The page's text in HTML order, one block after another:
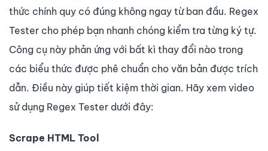
thức chính quy có đúng không ngay từ ban đầu. Regex
Tester cho phép bạn nhanh chóng kiểm tra từng ký tự.
Công cụ này phản ứng với bất kì thay đổi nào trong
các biểu thức được phê chuẩn cho văn bản được trích
dẫn. Điều này giúp tiết kiệm thời gian. Hãy xem video
sử dụng Regex Tester dưới đây:
Scrape HTML Tool